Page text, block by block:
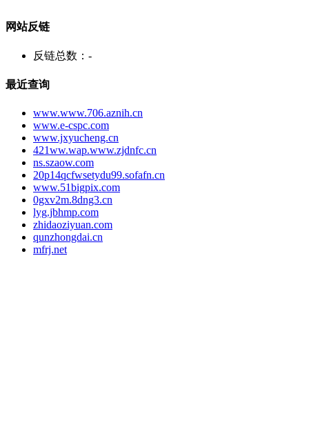
网站反链
反链总数： -
最近查询
www.www.706.aznih.cn
www.e-cspc.com
www.jxyucheng.cn
421ww.wap.www.zjdnfc.cn
ns.szaow.com
20p14qcfwsetydu99.sofafn.cn
www.51bigpix.com
0gxv2m.8dng3.cn
lyg.jbhmp.com
zhidaoziyuan.com
qunzhongdai.cn
mfrj.net